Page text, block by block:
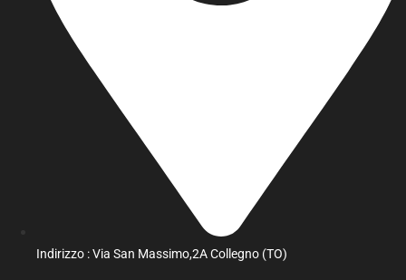
Indirizzo : Via San Massimo,2A Collegno (TO)